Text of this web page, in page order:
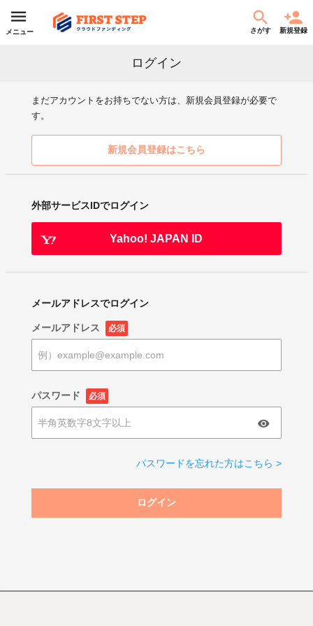
メニュー さがす 新規登録
ログイン
まだアカウントをお持ちでない方は、新規会員登録が必要で
す。
新規会員登録はこちら
外部サービスIDでログイン
Yahoo! JAPAN ID
メールアドレスでログイン
メールアドレス 必須
パスワード 必須
パスワードを忘れた方はこちら >
ログイン